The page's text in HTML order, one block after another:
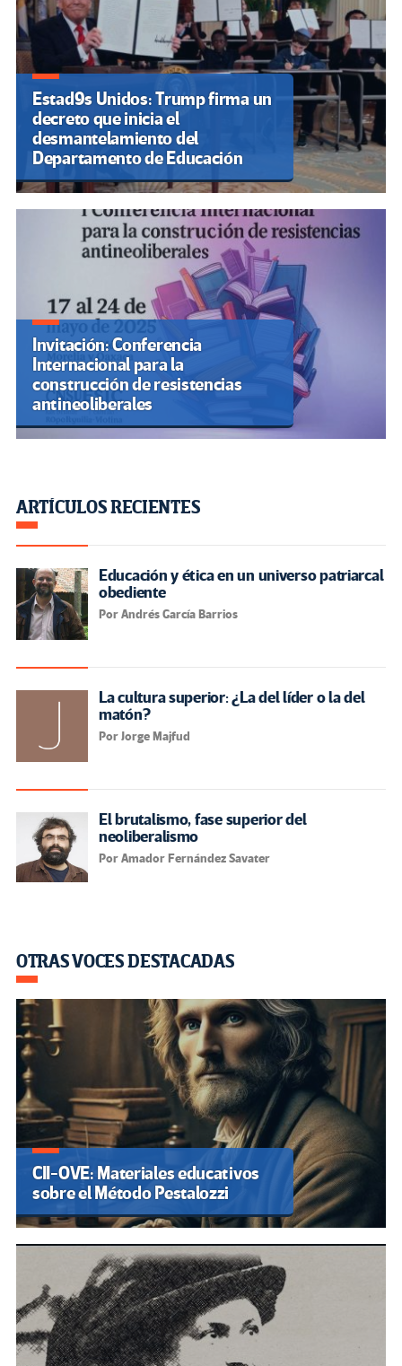
Estad9s Unidos: Trump firma un
decreto que inicia el
desmantelamiento del
Departamento de Educación
Invitación: Conferencia
Internacional para la
construcción de resistencias
antineoliberales
ARTÍCULOS RECIENTES
Educación y ética en un universo patriarcal
obediente
Por Andrés García Barrios
La cultura superior: ¿La del líder o la del
matón?
Por Jorge Majfud
El brutalismo, fase superior del
neoliberalismo
Por Amador Fernández Savater
OTRAS VOCES DESTACADAS
CII-OVE: Materiales educativos
sobre el Método Pestalozzi